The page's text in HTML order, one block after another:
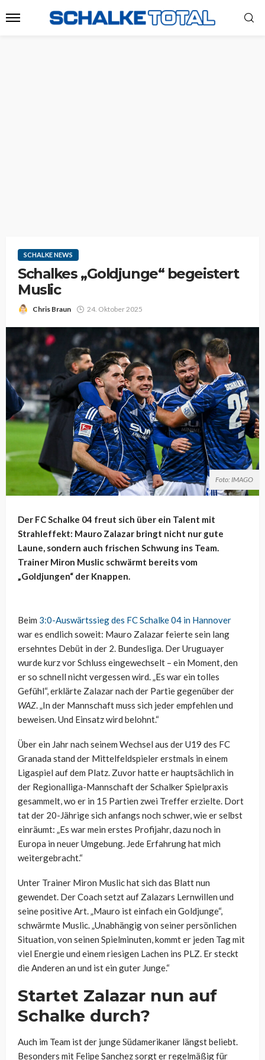
SCHALKE NEWS
Schalkes „Goldjunge“ begeistert
Muslic
Chris Braun 24. Oktober 2025
Foto: IMAGO
Der FC Schalke 04 freut sich über ein Talent mit
Strahleffekt: Mauro Zalazar bringt nicht nur gute
Laune, sondern auch frischen Schwung ins Team.
Trainer Miron Muslic schwärmt bereits vom
„Goldjungen“ der Knappen.
Beim 3:0-Auswärtssieg des FC Schalke 04 in Hannover
war es endlich soweit: Mauro Zalazar feierte sein lang
ersehntes Debüt in der 2. Bundesliga. Der Uruguayer
wurde kurz vor Schluss eingewechselt – ein Moment, den
er so schnell nicht vergessen wird. „Es war ein tolles
Gefühl“, erklärte Zalazar nach der Partie gegenüber der
WAZ. „In der Mannschaft muss sich jeder empfehlen und
beweisen. Und Einsatz wird belohnt.“
Über ein Jahr nach seinem Wechsel aus der U19 des FC
Granada stand der Mittelfeldspieler erstmals in einem
Ligaspiel auf dem Platz. Zuvor hatte er hauptsächlich in
der Regionalliga-Mannschaft der Schalker Spielpraxis
gesammelt, wo er in 15 Partien zwei Treffer erzielte. Dort
tat der 20-Jährige sich anfangs noch schwer, wie er selbst
einräumt: „Es war mein erstes Profijahr, dazu noch in
Europa in neuer Umgebung. Jede Erfahrung hat mich
weitergebracht.“
Unter Trainer Miron Muslic hat sich das Blatt nun
gewendet. Der Coach setzt auf Zalazars Lernwillen und
seine positive Art. „Mauro ist einfach ein Goldjunge“,
schwärmte Muslic. „Unabhängig von seiner persönlichen
Situation, von seinen Spielminuten, kommt er jeden Tag mit
viel Energie und einem riesigen Lachen ins PLZ. Er steckt
die Anderen an und ist ein guter Junge.“
Startet Zalazar nun auf
Schalke durch?
Auch im Team ist der junge Südamerikaner längst beliebt.
Besonders mit Felipe Sanchez sorgt er regelmäßig für